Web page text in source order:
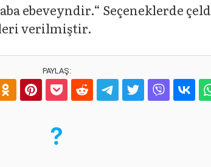
ebeveyndir.“ Seçeneklerde
verilmiştir.
PAYLAŞ: